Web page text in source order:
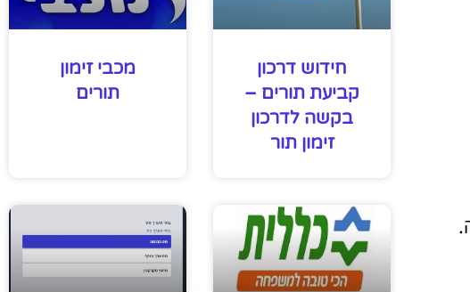
חידוש דרכון
קביעת תורים –
בקשה לדרכון
זימון תור
מכבי זימון
תורים